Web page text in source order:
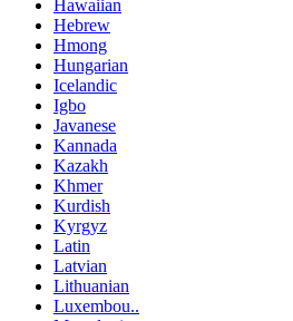
Hawaiian
Hebrew
Hmong
Hungarian
Icelandic
Igbo
Javanese
Kannada
Kazakh
Khmer
Kurdish
Kyrgyz
Latin
Latvian
Lithuanian
Luxembou..